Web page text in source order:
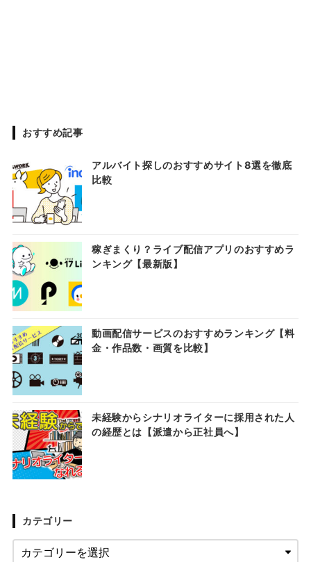
おすすめ記事
アルバイト探しのおすすめサイト8選を徹底
比較
稼ぎまくり？ライブ配信アプリのおすすめラ
ンキング【最新版】
動画配信サービスのおすすめランキング【料
金・作品数・画質を比較】
未経験からシナリオライターに採用された人
の経歴とは【派遣から正社員へ】
カテゴリー